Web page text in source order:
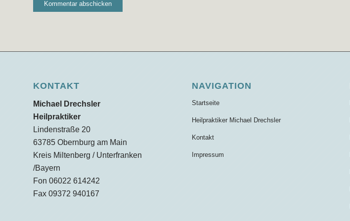
KONTAKT
Michael Drechsler
Heilpraktiker
Lindenstraße 20
63785 Obernburg am Main
Kreis Miltenberg / Unterfranken
/Bayern
Fon 06022 614242
Fax 09372 940167
NAVIGATION
Startseite
Heilpraktiker Michael Drechsler
Kontakt
Impressum